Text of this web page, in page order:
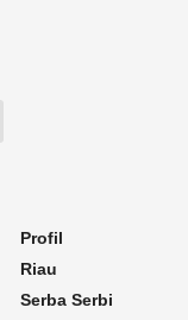
Profil
Riau
Serba Serbi